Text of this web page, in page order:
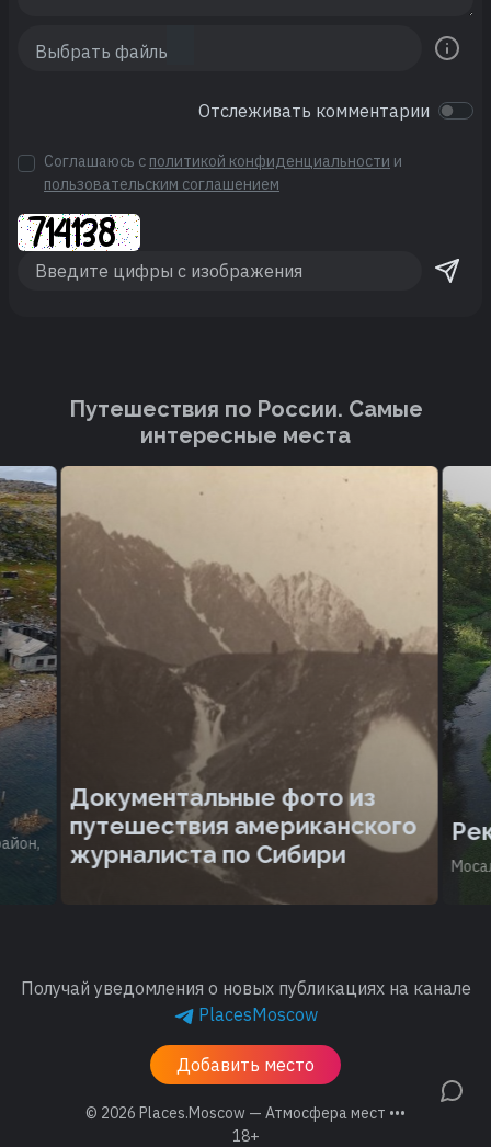
Отслеживать комментарии
Соглашаюсь с политикой конфиденциальности и
пользовательским соглашением
Путешествия по России. Cамые
интересные места
Документальные фото из
путешествия американского
журналиста по Сибири
Получай уведомления о новых публикациях на канале
PlacesMoscow
Добавить место
© 2026 Places.Moscow — Атмосфера мест •••
18+